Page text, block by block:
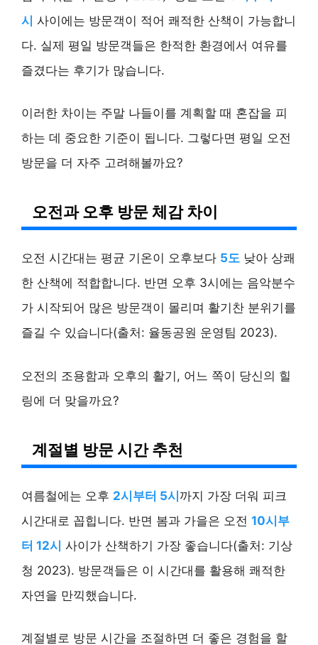
시 사이에는 방문객이 적어 쾌적한 산책이 가능합니
다. 실제 평일 방문객들은 한적한 환경에서 여유를
즐겼다는 후기가 많습니다.
이러한 차이는 주말 나들이를 계획할 때 혼잡을 피
하는 데 중요한 기준이 됩니다. 그렇다면 평일 오전
방문을 더 자주 고려해볼까요?
오전과 오후 방문 체감 차이
오전 시간대는 평균 기온이 오후보다 5도 낮아 상쾌
한 산책에 적합합니다. 반면 오후 3시에는 음악분수
가 시작되어 많은 방문객이 몰리며 활기찬 분위기를
즐길 수 있습니다(출처: 율동공원 운영팀 2023).
오전의 조용함과 오후의 활기, 어느 쪽이 당신의 힐
링에 더 맞을까요?
계절별 방문 시간 추천
여름철에는 오후 2시부터 5시까지 가장 더워 피크
시간대로 꼽힙니다. 반면 봄과 가을은 오전 10시부
터 12시 사이가 산책하기 가장 좋습니다(출처: 기상
청 2023). 방문객들은 이 시간대를 활용해 쾌적한
자연을 만끽했습니다.
계절별로 방문 시간을 조절하면 더 좋은 경험을 할